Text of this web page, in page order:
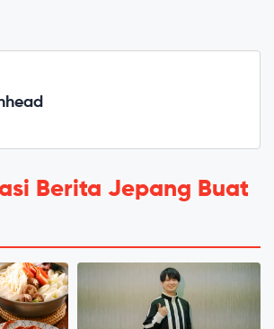
Berita Jepang Buat